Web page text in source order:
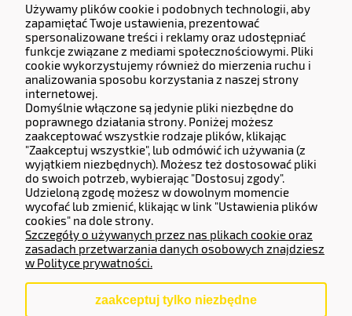
Dane Firmy:
KERMITCLOUDS LTD
13 High Birch Court 79 Park Road,
New Barnet, Barnet, England, EN4 9QG
Company number 14133071.
Adres do zwrotów i reklamacji:
Częstochowska 77, 62-800 Kalisz.
Operator Płatności
Używamy plików cookie i podobnych technologii, aby
zapamiętać Twoje ustawienia, prezentować
spersonalizowane treści i reklamy oraz udostępniać
funkcje związane z mediami społecznościowymi. Pliki
cookie wykorzystujemy również do mierzenia ruchu i
analizowania sposobu korzystania z naszej strony
internetowej.
Domyślnie włączone są jedynie pliki niezbędne do
poprawnego działania strony. Poniżej możesz
zaakceptować wszystkie rodzaje plików, klikając
"Zaakceptuj wszystkie", lub odmówić ich używania (z
wyjątkiem niezbędnych). Możesz też dostosować pliki
do swoich potrzeb, wybierając "Dostosuj zgody".
Udzieloną zgodę możesz w dowolnym momencie
wycofać lub zmienić, klikając w link "Ustawienia plików
cookies" na dole strony.
Szczegóły o używanych przez nas plikach cookie oraz
zasadach przetwarzania danych osobowych znajdziesz
w Polityce prywatności.
zaakceptuj tylko niezbędne